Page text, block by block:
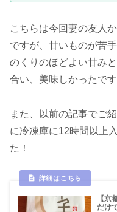
こちらは今回妻の友人
ですが、甘いものが苦
のくりのほどよい甘み
合い、美味しかったです
また、以前の記事でご
に冷凍庫に12時間以上
た！
【京
だけ